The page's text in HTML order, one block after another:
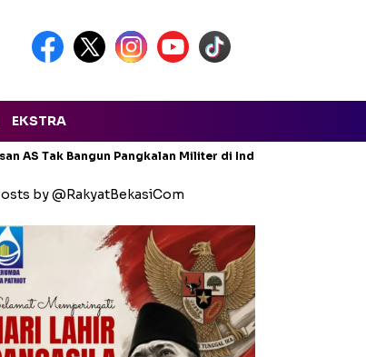
EKSTRA
AS Tak Bangun Pangkalan Militer di Indonesia
by @RakyatBekasiCom